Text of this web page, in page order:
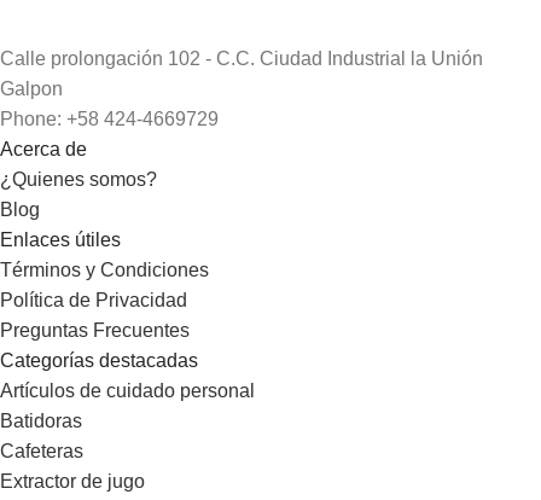
Calle prolongación 102 - C.C. Ciudad Industrial la Unión
Galpon
Phone: +58 424-4669729
Acerca de
¿Quienes somos?
Blog
Enlaces útiles
Términos y Condiciones
Política de Privacidad
Preguntas Frecuentes
Categorías destacadas
Artículos de cuidado personal
Batidoras
Cafeteras
Extractor de jugo